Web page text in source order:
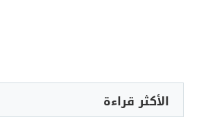
الأكثر قراءة